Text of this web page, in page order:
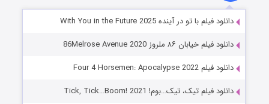
دانلود فیلم با تو در آینده With You in the Future 2025
دانلود فیلم خیابان ۸۶ ملروز 86Melrose Avenue 2020
دانلود فیلم Four 4 Horsemen: Apocalypse 2022
دانلود فیلم تیک، تیک…بوم! Tick, Tick…Boom! 2021